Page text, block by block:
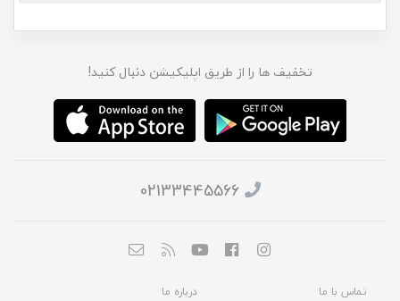
تخفیف ها را از طریق اپلیکیشن دنبال کنید!
02133445566
تماس با ما
درباره ما